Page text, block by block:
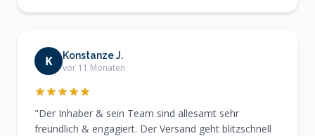
K Konstanze J.
vor 11 Monaten
"Der Inhaber & sein Team sind allesamt sehr
freundlich & engagiert. Der Versand geht blitzschnell